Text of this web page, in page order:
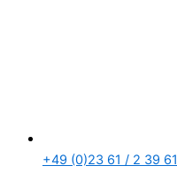
+49 (0)23 61 / 2 39 61